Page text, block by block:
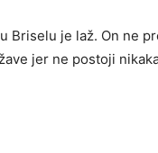
Briselu je laž. On ne
jer ne postoji